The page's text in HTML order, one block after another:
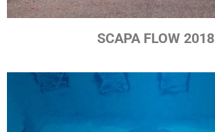
SCAPA FLOW 2018